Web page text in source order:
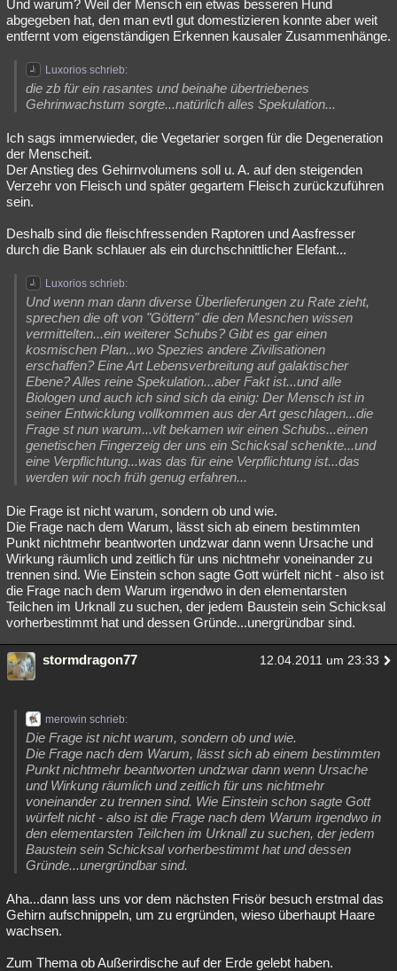
Und warum? Weil der Mensch ein etwas besseren Hund
abgegeben hat, den man evtl gut domestizieren konnte aber weit
entfernt vom eigenständigen Erkennen kausaler Zusammenhänge.
Luxorios schrieb:
die zb für ein rasantes und beinahe übertriebenes
Gehrinwachstum sorgte...natürlich alles Spekulation...
Ich sags immerwieder, die Vegetarier sorgen für die Degeneration
der Menscheit.
Der Anstieg des Gehirnvolumens soll u. A. auf den steigenden
Verzehr von Fleisch und später gegartem Fleisch zurückzuführen
sein.
Deshalb sind die fleischfressenden Raptoren und Aasfresser
durch die Bank schlauer als ein durchschnittlicher Elefant...
Luxorios schrieb:
Und wenn man dann diverse Überlieferungen zu Rate zieht,
sprechen die oft von "Göttern" die den Mesnchen wissen
vermittelten...ein weiterer Schubs? Gibt es gar einen
kosmischen Plan...wo Spezies andere Zivilisationen
erschaffen? Eine Art Lebensverbreitung auf galaktischer
Ebene? Alles reine Spekulation...aber Fakt ist...und alle
Biologen und auch ich sind sich da einig: Der Mensch ist in
seiner Entwicklung vollkommen aus der Art geschlagen...die
Frage st nun warum...vlt bekamen wir einen Schubs...einen
genetischen Fingerzeig der uns ein Schicksal schenkte...und
eine Verpflichtung...was das für eine Verpflichtung ist...das
werden wir noch früh genug erfahren...
Die Frage ist nicht warum, sondern ob und wie.
Die Frage nach dem Warum, lässt sich ab einem bestimmten
Punkt nichtmehr beantworten undzwar dann wenn Ursache und
Wirkung räumlich und zeitlich für uns nichtmehr voneinander zu
trennen sind. Wie Einstein schon sagte Gott würfelt nicht - also ist
die Frage nach dem Warum irgendwo in den elementarsten
Teilchen im Urknall zu suchen, der jedem Baustein sein Schicksal
vorherbestimmt hat und dessen Gründe...unergründbar sind.
stormdragon77 12.04.2011 um 23:33
merowin schrieb:
Die Frage ist nicht warum, sondern ob und wie.
Die Frage nach dem Warum, lässt sich ab einem bestimmten
Punkt nichtmehr beantworten undzwar dann wenn Ursache
und Wirkung räumlich und zeitlich für uns nichtmehr
voneinander zu trennen sind. Wie Einstein schon sagte Gott
würfelt nicht - also ist die Frage nach dem Warum irgendwo in
den elementarsten Teilchen im Urknall zu suchen, der jedem
Baustein sein Schicksal vorherbestimmt hat und dessen
Gründe...unergründbar sind.
Aha...dann lass uns vor dem nächsten Frisör besuch erstmal das
Gehirn aufschnippeln, um zu ergründen, wieso überhaupt Haare
wachsen.
Zum Thema ob Außerirdische auf der Erde gelebt haben.